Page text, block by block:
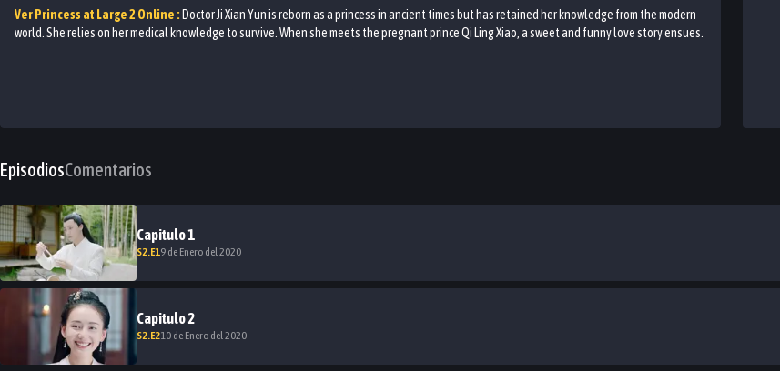
Ver Princess at Large 2 Online : Doctor Ji Xian Yun is reborn as a princess in ancient times but has retained her knowledge from the modern
world. She relies on her medical knowledge to survive. When she meets the pregnant prince Qi Ling Xiao, a sweet and funny love story ensues.
EpisodiosComentarios
Capitulo1
S2 .E19 de Enero del 2020
Capitulo2
S2 .E210 de Enero del 2020